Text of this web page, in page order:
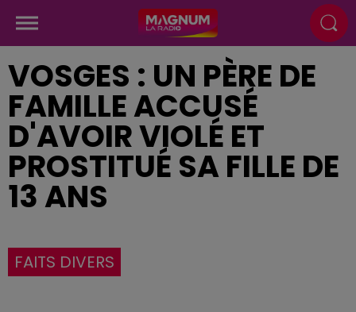
VOSGES : UN PÈRE DE
FAMILLE ACCUSÉ
D'AVOIR VIOLÉ ET
PROSTITUÉ SA FILLE DE
13 ANS
FAITS DIVERS